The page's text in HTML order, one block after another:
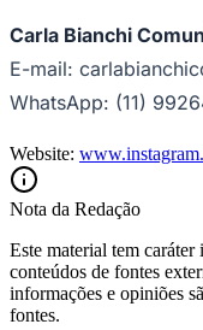
Santos
Carla Bianchi
E-mail:
WhatsApp: (11)
Website:
Nota da Redação
Este material tem
conteúdos de fontes
informações e opiniões
fontes.